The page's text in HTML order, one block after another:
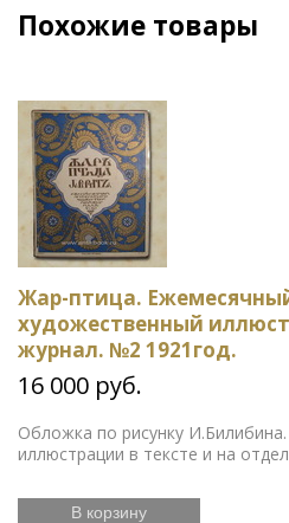
Похожие товары
Жар-птица.
художественный
журнал. №2 1921год.
16 000 руб.
Обложка по рисунку
иллюстрации в тексте и на
В корзину